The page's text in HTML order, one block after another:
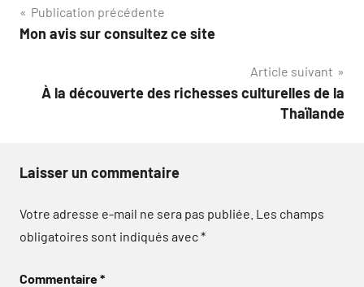
Navigation
de
l’article
Publication précédente
Mon avis sur consultez ce site
Article suivant
À la découverte des richesses culturelles de la
Thaïlande
Laisser un commentaire
Votre adresse e-mail ne sera pas publiée. Les champs
obligatoires sont indiqués avec*
Commentaire*